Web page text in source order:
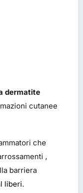
dermatite
cutanee
che
,
barriera
liberi.